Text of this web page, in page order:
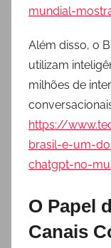
mundial-
Além disso, o
utilizam
milhões de
https://
brasil-e-um-
chatgpt-no-
O Papel
Canais